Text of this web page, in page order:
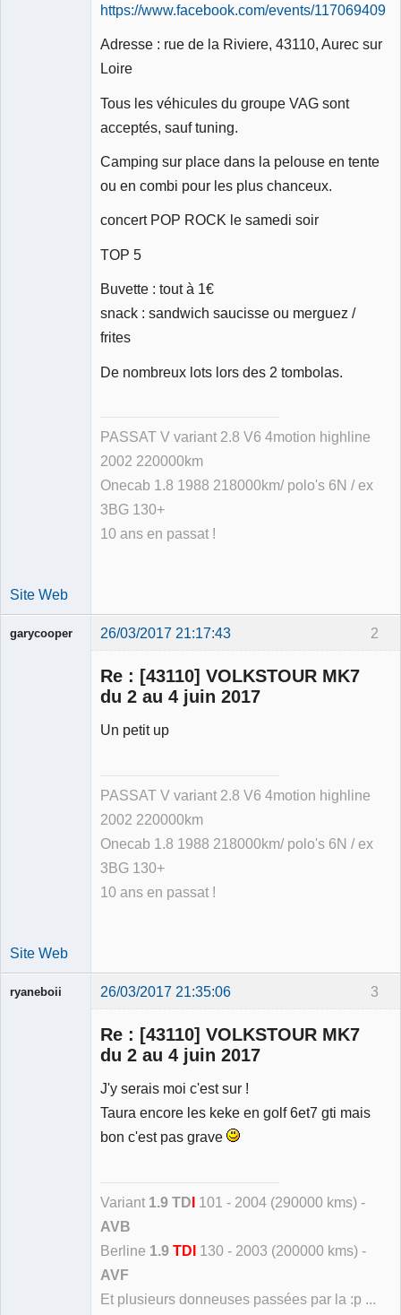
https://www.facebook.com/events/
Adresse : rue de la Riviere, 43110, Aurec sur
Loire
Tous les véhicules du groupe VAG sont
acceptés, sauf tuning.
Camping sur place dans la pelouse en tente
ou en combi pour les plus chanceux.
concert POP ROCK le samedi soir
TOP 5
Buvette : tout à 1€
snack : sandwich saucisse ou merguez /
frites
De nombreux lots lors des 2 tombolas.
PASSAT V variant 2.8 V6 4motion highline
2002 220000km
Onecab 1.8 1988 218000km/ polo's 6N / ex
3BG 130+
10 ans en passat !
Site Web
2
garycooper 26/03/2017 21:17:43
Re : [43110] VOLKSTOUR MK7
du 2 au 4 juin 2017
Un petit up
PASSAT V variant 2.8 V6 4motion highline
2002 220000km
Onecab 1.8 1988 218000km/ polo's 6N / ex
3BG 130+
10 ans en passat !
Site Web
3
ryaneboii 26/03/2017 21:35:06
Re : [43110] VOLKSTOUR MK7
du 2 au 4 juin 2017
J'y serais moi c'est sur !
Taura encore les keke en golf 6et7 gti mais
bon c'est pas grave
Variant 1.9 TD 101 - 2004 (290000 kms) -
AVB
Berline 1.9 TDI 130 - 2003 (200000 kms) -
AVF
Et plusieurs donneuses passées par la :p ...